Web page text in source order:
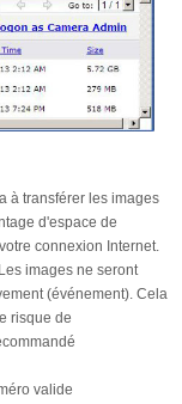
à transférer les images
d'espace de
connexion Internet.
Les images ne seront
(événement). Cela
risque de
valide